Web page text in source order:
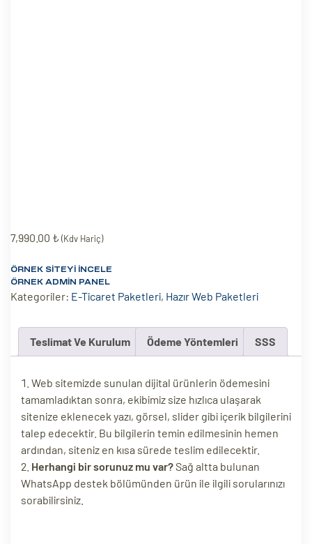
7,990.00 ₺ (Kdv Hariç)
ÖRNEK SITEYI İNCELE
ÖRNEK ADMIN PANEL
Kategoriler: E-Ticaret Paketleri, Hazır Web Paketleri
Teslimat Ve Kurulum Ödeme Yöntemleri SSS
Web sitemizde sunulan dijital ürünlerin ödemesini
tamamladıktan sonra, ekibimiz size hızlıca ulaşarak
sitenize eklenecek yazı, görsel, slider gibi içerik bilgilerini
talep edecektir. Bu bilgilerin temin edilmesinin hemen
ardından, siteniz en kısa sürede teslim edilecektir.
Herhangi bir sorunuz mu var?Sağ altta bulunan
WhatsApp destek bölümünden ürün ile ilgili sorularınızı
sorabilirsiniz.